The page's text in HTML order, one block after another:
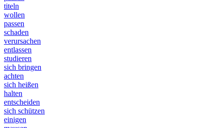
titeln
wollen
passen
schaden
verursachen
entlassen
studieren
sich bringen
achten
sich heißen
halten
entscheiden
sich schützen
einigen